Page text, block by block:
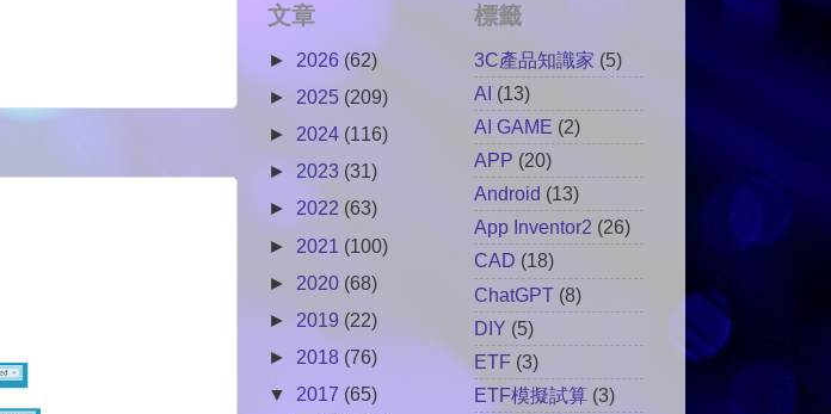
文章
► 2026 (62)
► 2025 (209)
► 2024 (116)
► 2023 (31)
► 2022 (63)
► 2021 (100)
► 2020 (68)
► 2019 (22)
► 2018 (76)
▼ 2017 (65)
標籤
3C產品知識家 (5)
AI (13)
AI GAME (2)
APP (20)
Android (13)
App Inventor2 (26)
CAD (18)
ChatGPT (8)
DIY (5)
ETF (3)
ETF模擬試算 (3)